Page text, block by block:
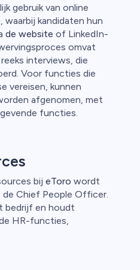
gebruik van online
kandidaten hun
de website of LinkedIn-
omvat
interviews, die
Voor functies die
vereisen, kunnen
afgenomen, met
functies.
bij eToro wordt
de Chief People Officer.
bedrijf en houdt
HR-functies,